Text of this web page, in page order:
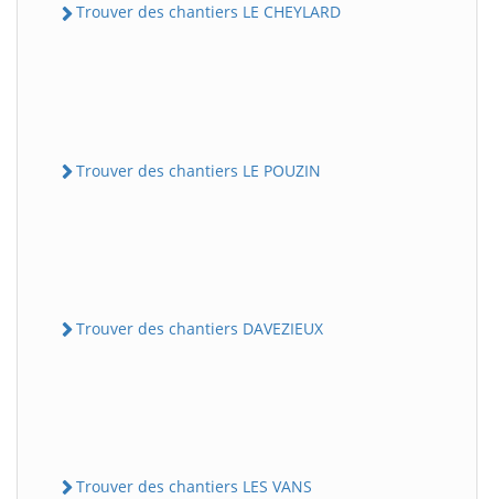
Trouver des chantiers LE CHEYLARD
Trouver des chantiers LE POUZIN
Trouver des chantiers DAVEZIEUX
Trouver des chantiers LES VANS